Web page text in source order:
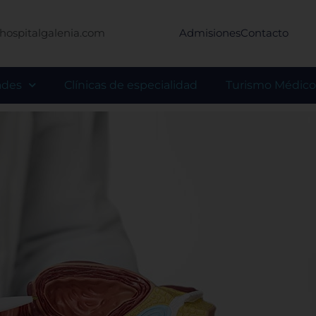
AdmisionesContacto
Clínicas de especialidad Turismo Médico